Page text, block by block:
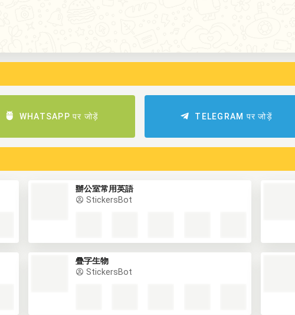
WHATSAPP पर जोड़ें TELEGRAM पर जोड़ें
辦公室常用英語
StickersBot
疊字生物
StickersBot